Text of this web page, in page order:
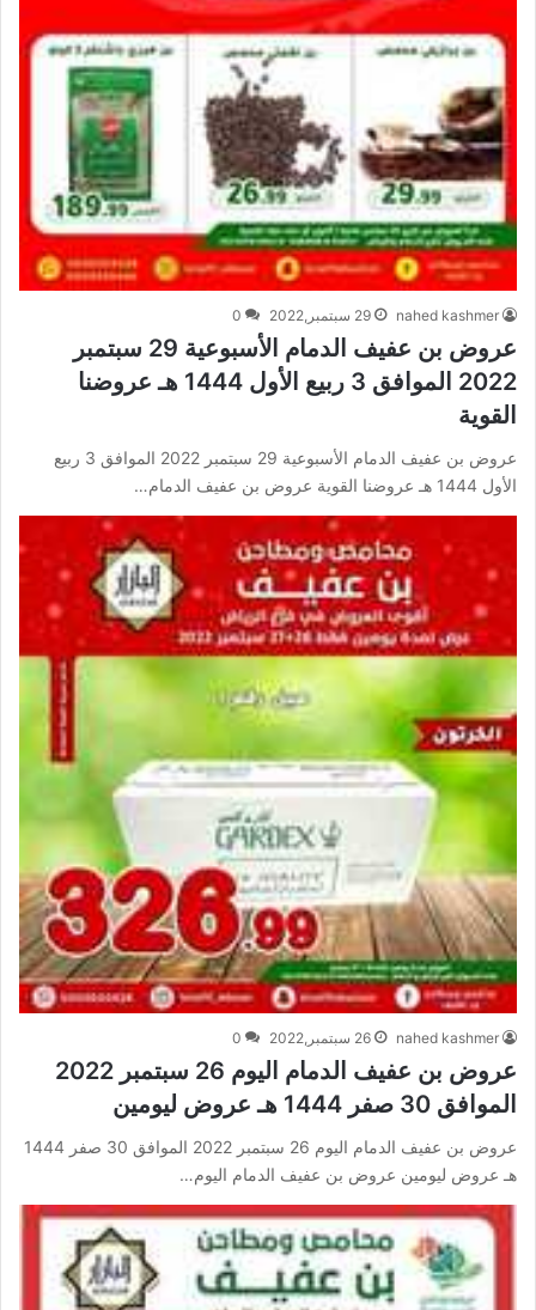
nahed kashmer 29 سبتمبر,2022 0
عروض بن عفيف الدمام الأسبوعية 29 سبتمبر
2022 الموافق 3 ربيع الأول 1444 هـ عروضنا
القوية
عروض بن عفيف الدمام الأسبوعية 29 سبتمبر 2022 الموافق 3 ربيع
الأول 1444 هـ عروضنا القوية عروض بن عفيف الدمام…
nahed kashmer 26 سبتمبر,2022 0
عروض بن عفيف الدمام اليوم 26 سبتمبر 2022
الموافق 30 صفر 1444 هـ عروض ليومين
عروض بن عفيف الدمام اليوم 26 سبتمبر 2022 الموافق 30 صفر 1444
هـ عروض ليومين عروض بن عفيف الدمام اليوم…